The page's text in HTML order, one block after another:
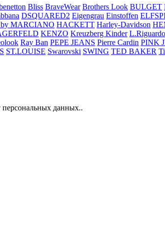
Bliss BraveWear Brothers Look BULGET
DSQUARED2 Eigengrau Einstoffen
by MARCIANO HACKETT Harley-Davidson
KENZO Kreuzberg Kinder L.Riguardo
Ray Ban PEPE JEANS Pierre Cardin PINK
ST.LOUISE Swarovski SWING TED BAKER
персональных данных..